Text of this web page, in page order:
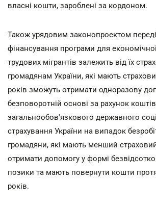
власні кошти, зароблені за кордоном.
Також урядовим законопроектом
фінансування програми для економічної
трудових мігрантів залежить від їх
громадянам України, які мають
років зможуть отримати одноразову
безповоротній основі за рахунок
загальнообов'язкового державного
страхування України на випадок
громадяни, які мають менший
отримати допомогу у формі
позики та мають повернути кошти
років.